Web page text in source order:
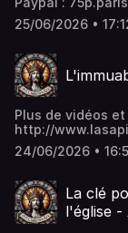
Fraternité
0000 0502 7872
bénisse.
25/06/2026 •
Plus de vidéos
http://
24/06/2026 •
La clé
l'église -